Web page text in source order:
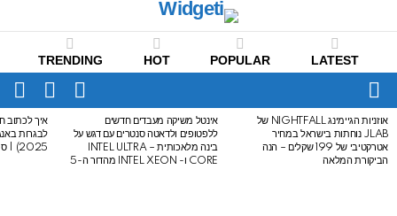
LATEST
POPULAR
HOT
TRENDING
Menu
SWITCH
SKIN
LATEST
STORIES
אוזניות הגיימינג NIGHTFALL של
JLAB נוחתות בישראל במחיר
אטרקטיבי של 199 שקלים – הנה
הביקורת המלאה
אינטל משיקה מעבדים חדשים
ללפטופים ולדאטה סנטרים עם דגש על
בינה מלאכותית – INTEL ULTRA
CORE ו- INTEL XEON מהדור ה-5
איך לכתוב
2025) | סיכום לבגרות באנגלית